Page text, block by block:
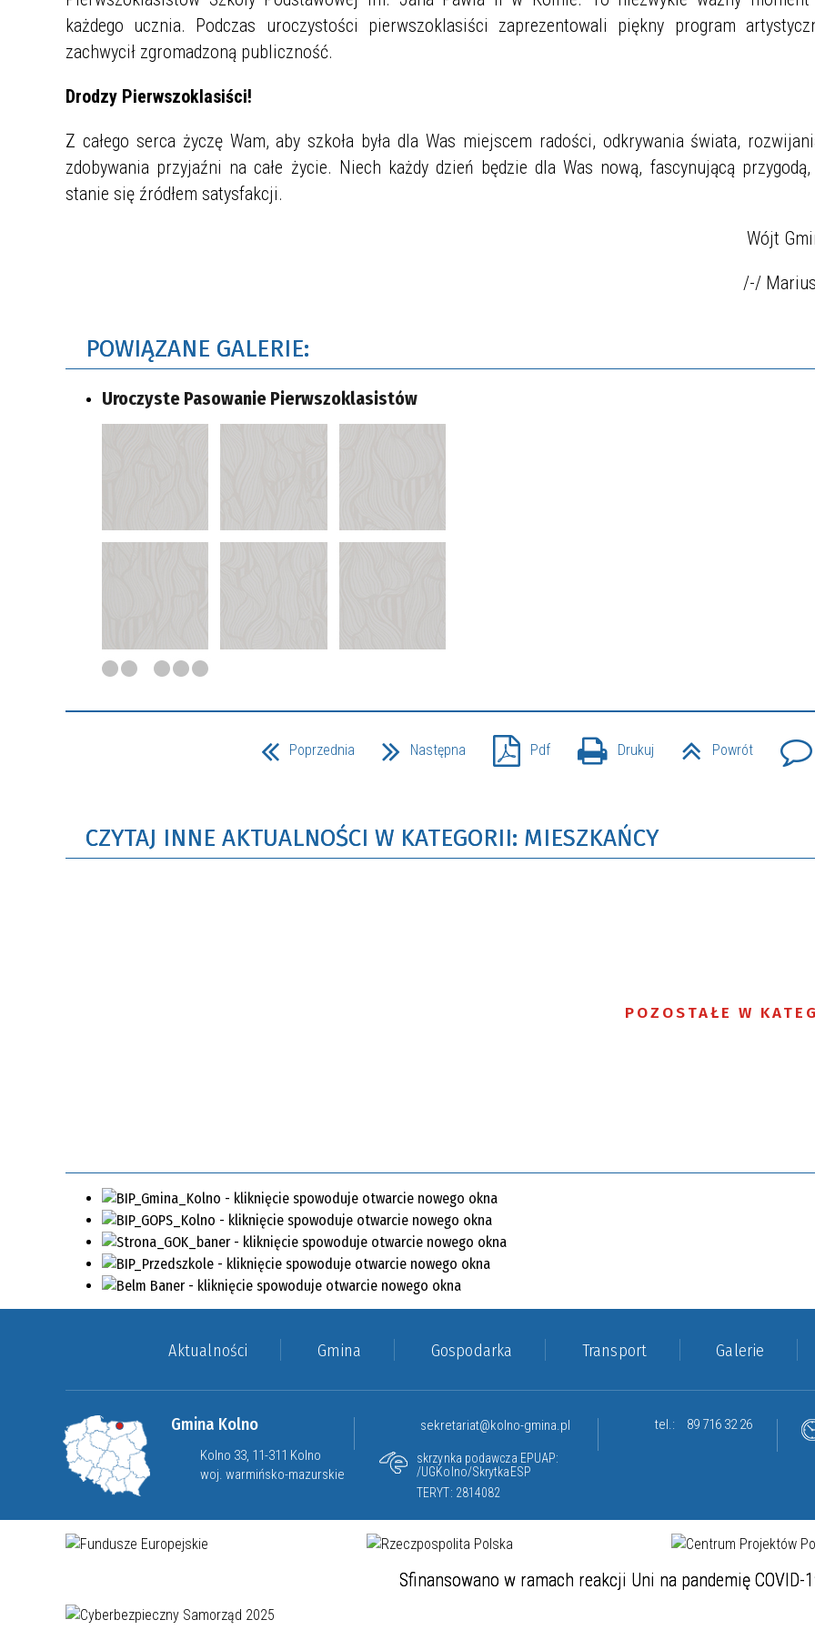
każdego ucznia. Podczas uroczystości pierwszoklasiści zaprezentowali piękny program
zachwycił zgromadzoną publiczność.
Drodzy Pierwszoklasiści!
Z całego serca życzę Wam, aby szkoła była dla Was miejscem radości, odkrywania świata,
zdobywania przyjaźni na całe życie. Niech każdy dzień będzie dla Was nową, fascynującą
stanie się źródłem satysfakcji.
Wójt
/-/
POWIĄZANE GALERIE:
Uroczyste Pasowanie Pierwszoklasistów
Poprzednia Następna Pdf Drukuj Powrót
CZYTAJ INNE AKTUALNOŚCI W KATEGORII: MIESZKAŃCY
POZOSTAŁE W
Aktualności Gmina Gospodarka Transport Galerie
Gmina Kolno
Kolno 33, 11-311 Kolno
woj. warmińsko-mazurskie
sekretariat@kolno-gmina.pl
skrzynka podawcza EPUAP:
/UGKolno/SkrytkaESP
TERYT: 2814082
tel.: 89 716 32 26
Sfinansowano w ramach reakcji Uni na pandemię COVID-